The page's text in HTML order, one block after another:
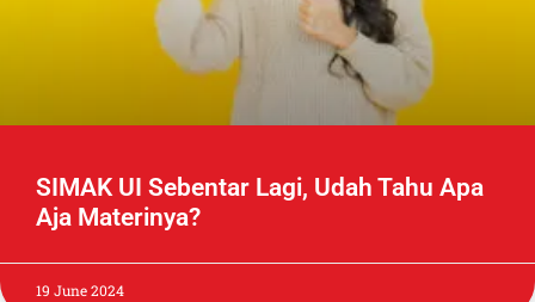
SIMAK UI Sebentar Lagi, Udah Tahu Apa
Aja Materinya?
19 June 2024